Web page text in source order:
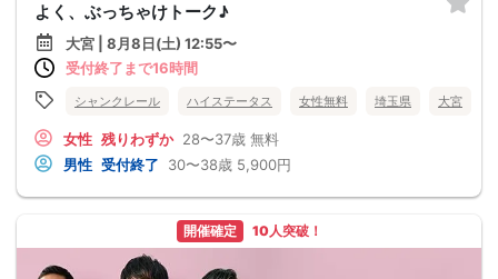
よく、ぶっちゃけトーク♪
大宮 | 8月8日(土) 12:55〜
受付終了まで16時間
シャンクレール ハイステータス 女性無料 埼玉県 大宮
女性 残りわずか 28〜37歳 無料
男性 受付終了 30〜38歳 5,900円
開催確定 10人突破！